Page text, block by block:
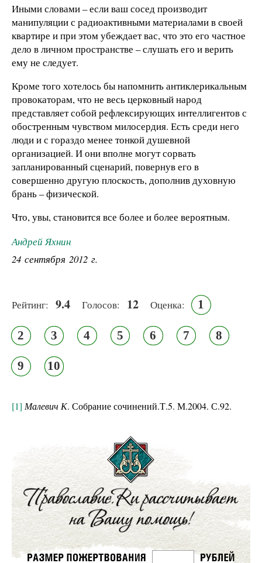
Иными словами – если ваш сосед производит
манипуляции с радиоактивными материалами в своей
квартире и при этом убеждает вас, что это его частное
дело в личном пространстве – слушать его и верить
ему не следует.
Кроме того хотелось бы напомнить антиклерикальным
провокаторам, что не весь церковный народ
представляет собой рефлексирующих интеллигентов с
обостренным чувством милосердия. Есть среди него
люди и с гораздо менее тонкой душевной
организацией. И они вполне могут сорвать
запланированный сценарий, повернув его в
совершенно другую плоскость, дополнив духовную
брань – физической.
Что, увы, становится все более и более вероятным.
Андрей Яхнин
24 сентября 2012 г.
Рейтинг: 9.4 Голосов: 12 Оценка: 1
2 3 4 5 6 7 8
9 10
[1] Малевич К. Собрание сочинений.Т.5. М.2004. С.92.